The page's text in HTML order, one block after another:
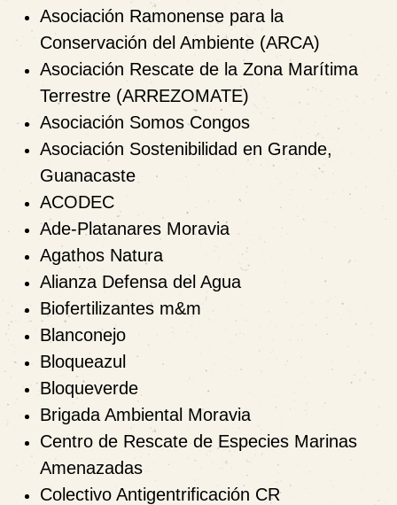
Asociación Ramonense para la
Conservación del Ambiente (ARCA)
Asociación Rescate de la Zona Marítima
Terrestre (ARREZOMATE)
Asociación Somos Congos
Asociación Sostenibilidad en Grande,
Guanacaste
ACODEC
Ade-Platanares Moravia
Agathos Natura
Alianza Defensa del Agua
Biofertilizantes m&m
Blanconejo
Bloqueazul
Bloqueverde
Brigada Ambiental Moravia
Centro de Rescate de Especies Marinas
Amenazadas
Colectivo Antigentrificación CR